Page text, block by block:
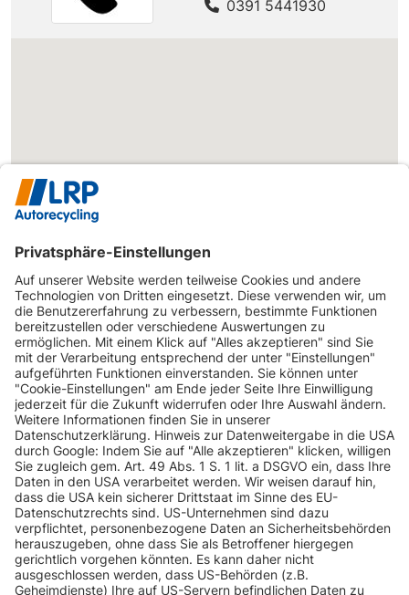
0391 5441930
INFORMATIONEN
KUNDENSERVICE
INFORMATIONEN
ZAHLUNGSARTEN